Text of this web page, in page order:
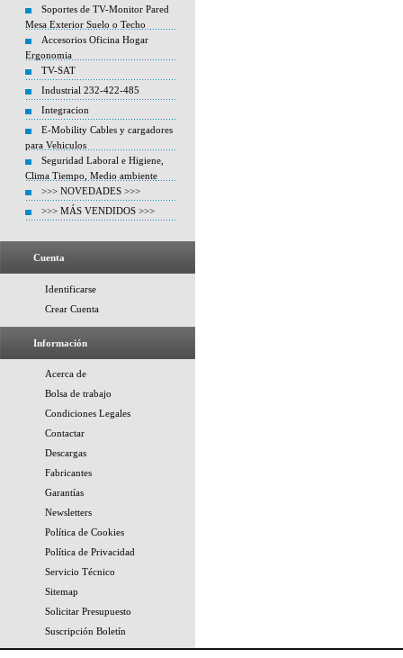
Soportes de TV-Monitor Pared
Mesa Exterior Suelo o Techo
Accesorios Oficina Hogar
Ergonomia
TV-SAT
Industrial 232-422-485
Integracion
E-Mobility Cables y cargadores
para Vehiculos
Seguridad Laboral e Higiene,
Clima Tiempo, Medio ambiente
>>> NOVEDADES >>>
>>> MÁS VENDIDOS >>>
Cuenta
Identificarse
Crear Cuenta
Información
Acerca de
Bolsa de trabajo
Condiciones Legales
Contactar
Descargas
Fabricantes
Garantías
Newsletters
Política de Cookies
Política de Privacidad
Servicio Técnico
Sitemap
Solicitar Presupuesto
Suscripción Boletín